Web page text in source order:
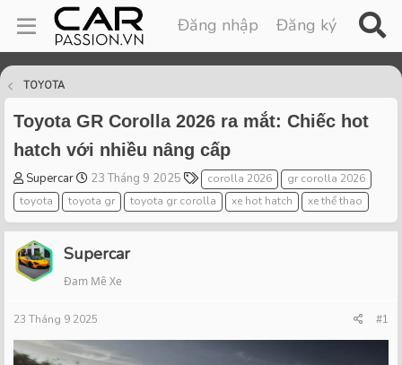
Đăng nhập Đăng ký
TOYOTA
Toyota GR Corolla 2026 ra mắt: Chiếc hot
hatch với nhiều nâng cấp
T
h
r
e
a
d
s
a
r
t
Supercar
S
t
a
r
t
a
e
23 Tháng 9 2025
T
a
g
s
corolla 2026
gr corolla 2026
toyota
toyota gr toyota gr corolla xe hot hatch xe thể thao
Supercar
Đam Mê Xe
23 Tháng 9 2025 #1